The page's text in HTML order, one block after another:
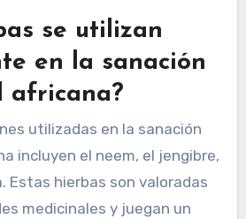
se utilizan
en la sanación
africana?
utilizadas en la sanación
incluyen el neem, el jengibre,
Estas hierbas son valoradas
medicinales y juegan un